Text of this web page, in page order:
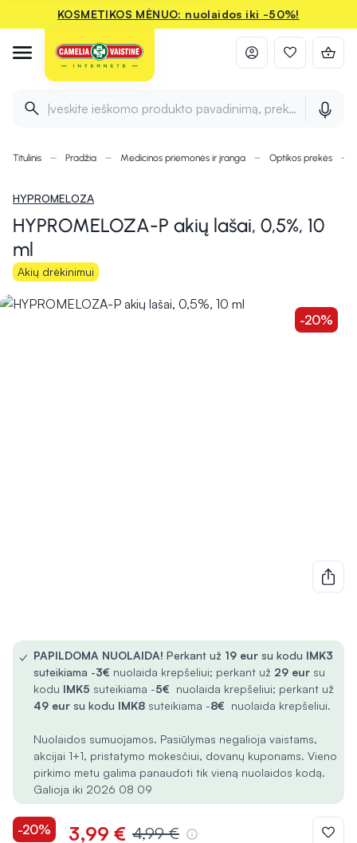
KOSMETIKOS MĖNUO: nuolaidos iki -50%!
Įveskite ieškomo produkto pavadinimą, prekės ženklą ir
Titulinis Pradžia Medicinos priemonės ir įranga Optikos prekės
HYPROMELOZA
HYPROMELOZA-P akių lašai, 0,5%, 10
ml
Akių drėkinimui
-20%
✓ PAPILDOMA NUOLAIDA! Perkant už 19 eur su kodu IMK3
suteikiama -3€ nuolaida krepšeliui; perkant už 29 eur su
kodu IMK5 suteikiama -5€ nuolaida krepšeliui; perkant už
49 eur su kodu IMK8 suteikiama -8€ nuolaida krepšeliui.
Nuolaidos sumuojamos. Pasiūlymas negalioja vaistams,
akcijai 1+1, pristatymo mokesčiui, dovanų kuponams. Vieno
pirkimo metu galima panaudoti tik vieną nuolaidos kodą.
Galioja iki 2026 08 09
-20% 3,99 € 4,99 €